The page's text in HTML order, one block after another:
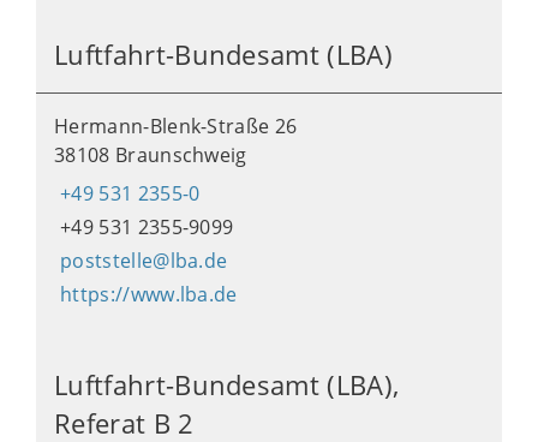
Luftfahrt-Bundesamt (LBA)
Hermann-Blenk-Straße 26
38108 Braunschweig
+49 531 2355-0
+49 531 2355-9099
poststelle@lba.de
https://www.lba.de
Luftfahrt-Bundesamt (LBA),
Referat B 2